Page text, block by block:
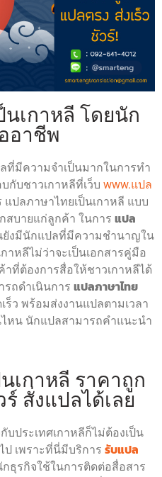
เกาหลี โดยนัก
อาชีพ
ที่มีความจำเป็นมากในการทำ
กับชาวเกาหลีที่เว็บ www.แปล
แปลภาษาไทยเป็นเกาหลี แบบ
สบายแก่ลูกค้า ในการ แปล
ยังมีนักแปลที่มีความชำนาญใน
าหลีไม่ว่าจะเป็นเอกสารคู่มือ
ที่ต้องการสื่อให้ชาวเกาหลีได้
ถดำเนินการ แปลภาษาไทย
ร็ว พร้อมส่งงานแปลตามเวลา
หน นักแปลสามารถคำแนะนำ
เกาหลี ราคาถูก
สั่งแปลได้เลย
ประเทศเกาหลีก็ไม่ต้องเป็น
ป เพราะที่นี่มีบริการ รับแปล
กธุรกิจใช้ในการติดต่อสื่อสาร